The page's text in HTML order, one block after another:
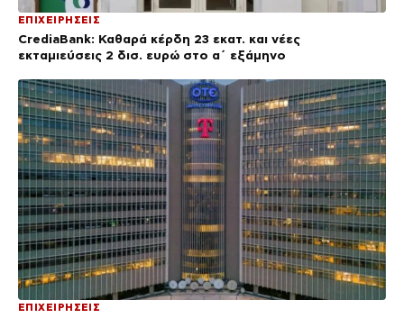
ΕΠΙΧΕΙΡΗΣΕΙΣ
CrediaBank: Καθαρά κέρδη 23 εκατ. και νέες
εκταμιεύσεις 2 δισ. ευρώ στο α΄ εξάμηνο
ΕΠΙΧΕΙΡΗΣΕΙΣ